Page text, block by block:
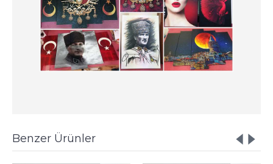
Benzer Ürünler